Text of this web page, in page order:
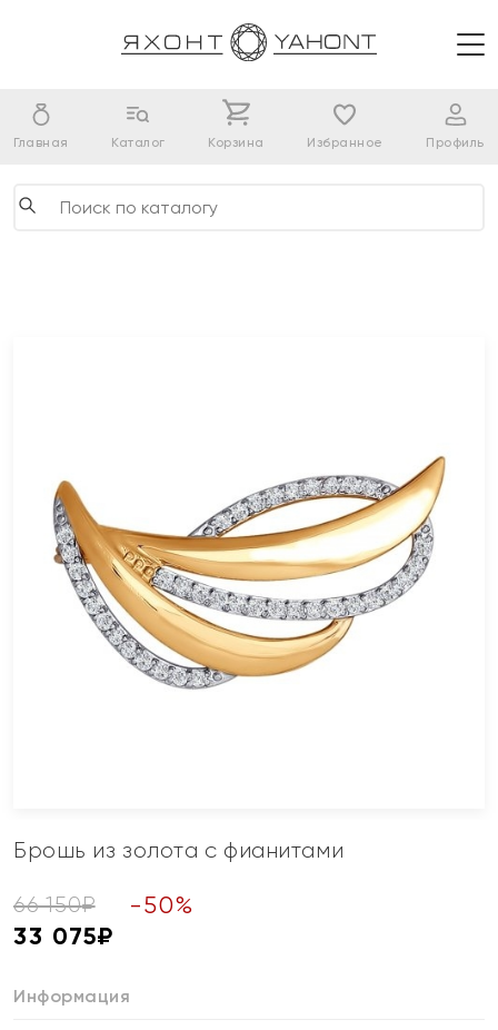
Главная Каталог Корзина Избранное Профиль
Брошь из золота с фианитами
66 150₽ -50%
33 075₽
Информация